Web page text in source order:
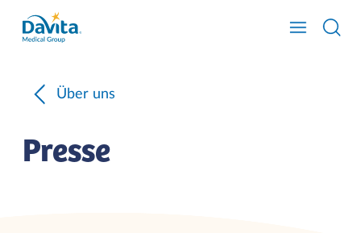
Über uns
Presse